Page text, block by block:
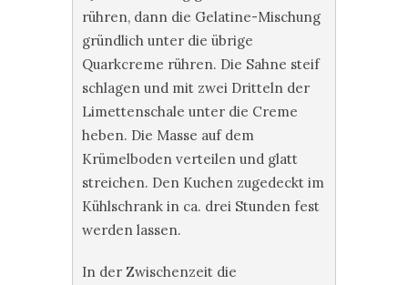
rühren, dann die Gelatine-Mischung
gründlich unter die übrige
Quarkcreme rühren. Die Sahne steif
schlagen und mit zwei Dritteln der
Limettenschale unter die Creme
heben. Die Masse auf dem
Krümelboden verteilen und glatt
streichen. Den Kuchen zugedeckt im
Kühlschrank in ca. drei Stunden fest
werden lassen.
In der Zwischenzeit die